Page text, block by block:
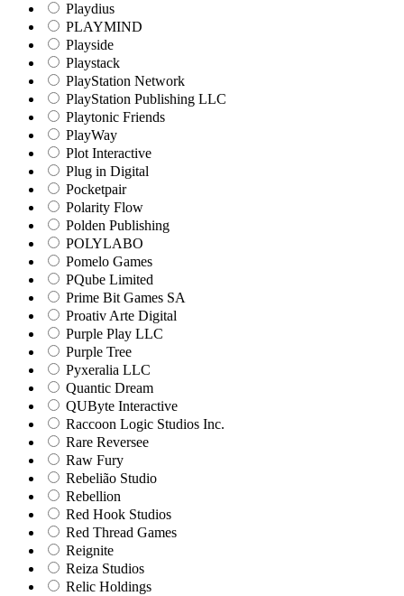
Playdius
PLAYMIND
Playside
Playstack
PlayStation Network
PlayStation Publishing LLC
Playtonic Friends
PlayWay
Plot Interactive
Plug in Digital
Pocketpair
Polarity Flow
Polden Publishing
POLYLABO
Pomelo Games
PQube Limited
Prime Bit Games SA
Proativ Arte Digital
Purple Play LLC
Purple Tree
Pyxeralia LLC
Quantic Dream
QUByte Interactive
Raccoon Logic Studios Inc.
Rare Reversee
Raw Fury
Rebelião Studio
Rebellion
Red Hook Studios
Red Thread Games
Reignite
Reiza Studios
Relic Holdings